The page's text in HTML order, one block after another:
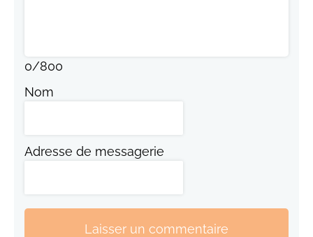
0/800
Nom
Adresse de messagerie
Laisser un commentaire